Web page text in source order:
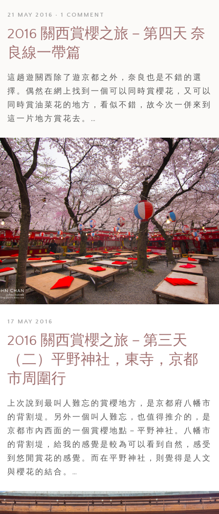
21 MAY 2016 1 COMMENT
2016 關西賞櫻之旅－第四天 奈
良線一帶篇
這趟遊關西除了遊京都之外，奈良也是不錯的選
擇。偶然在網上找到一個可以同時賞櫻花，又可以
同時賞油菜花的地方，看似不錯，故今次一併來到
這一片地方賞花去。…
17 MAY 2016
2016 關西賞櫻之旅－第三天
（二）平野神社，東寺，京都
市周圍行
上次說到最叫人難忘的賞櫻地方，是京都府八幡市
的背割堤。另外一個叫人難忘，也值得推介的，是
京都市內西面的一個賞櫻地點－平野神社。八幡市
的背割堤，給我的感覺是較為可以看到自然，感受
到悠閒賞花的感覺。而在平野神社，則覺得是人文
與櫻花的結合。…